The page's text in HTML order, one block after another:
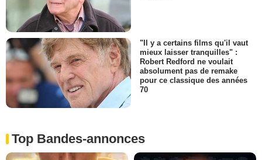
"Il y a certains films qu'il vaut
mieux laisser tranquilles" :
Robert Redford ne voulait
absolument pas de remake
pour ce classique des années
70
Top Bandes-annonces